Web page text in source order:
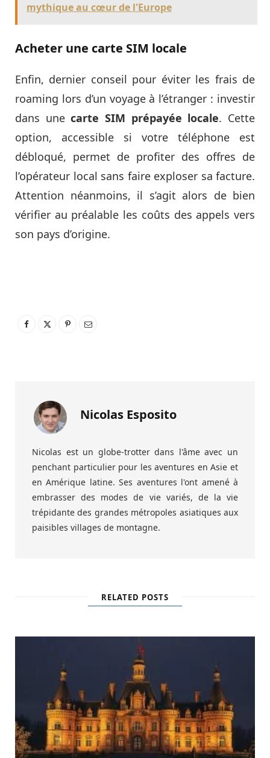
mythique au cœur de l'Europe
Acheter une carte SIM locale
Enfin, dernier conseil pour éviter les frais de
roaming lors d’un voyage à l’étranger : investir
dans unecarte SIM prépayée locale. Cette
option, accessible si votre téléphone est
débloqué, permet de profiter des offres de
l’opérateur local sans faire exploser sa facture.
Attention néanmoins, il s’agit alors de bien
vérifier au préalable les coûts des appels vers
son pays d’origine.
Nicolas Esposito
Nicolas est un globe-trotter dans l'âme avec un
penchant particulier pour les aventures en Asie et
en Amérique latine. Ses aventures l'ont amené à
embrasser des modes de vie variés, de la vie
trépidante des grandes métropoles asiatiques aux
paisibles villages de montagne.
RELATED POSTS